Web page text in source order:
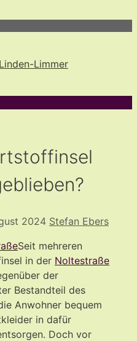
2024 Stefan Ebers
Seit mehreren
in der Noltestraße
der
Bestandteil des
Anwohner bequem
in dafür
Doch vor